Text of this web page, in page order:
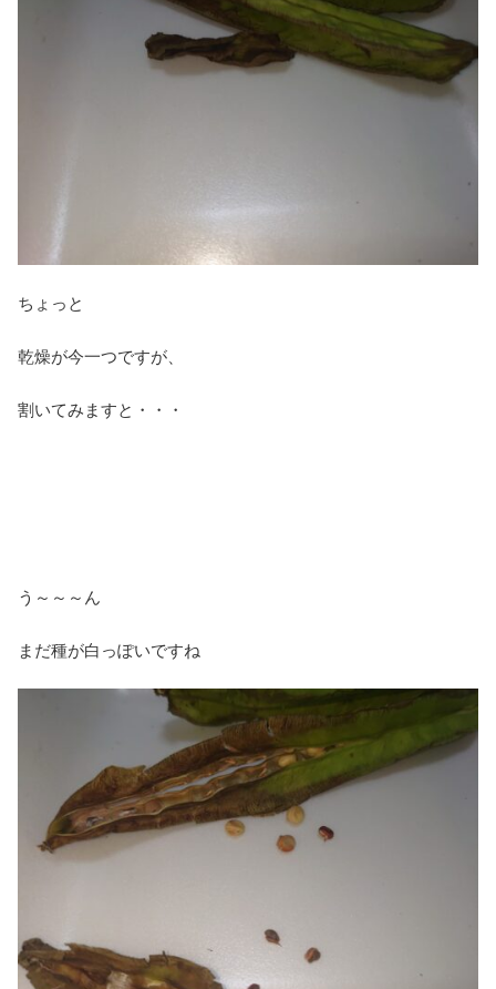
ちょっと
乾燥が今一つですが、
割いてみますと・・・
う～～～ん
まだ種が白っぽいですね